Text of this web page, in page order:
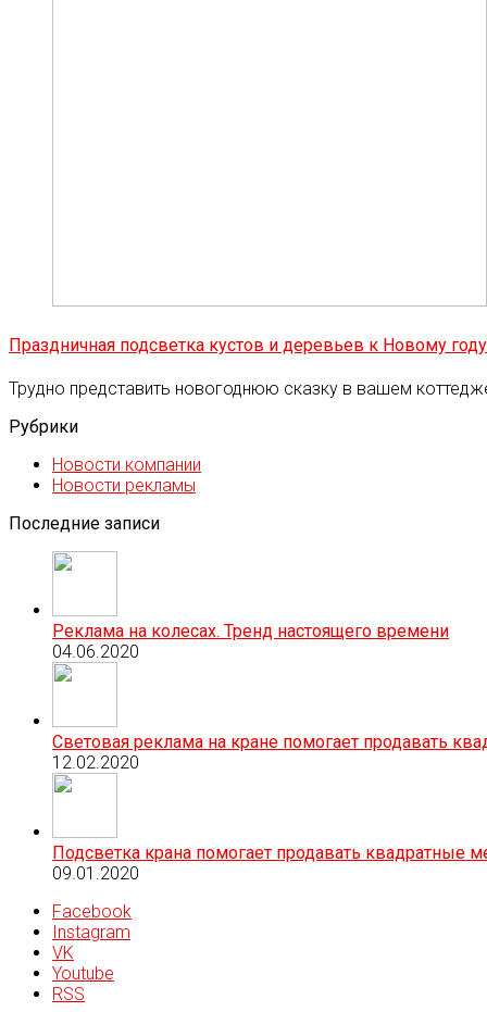
Праздничная подсветка кустов и деревьев к Новому
Трудно представить новогоднюю сказку в вашем
Рубрики
Новости компании
Новости рекламы
Последние записи
Реклама на колесах. Тренд настоящего времени
04.06.2020
Световая реклама на кране помогает продавать
12.02.2020
Подсветка крана помогает продавать квадратные
09.01.2020
Facebook
Instagram
VK
Youtube
RSS